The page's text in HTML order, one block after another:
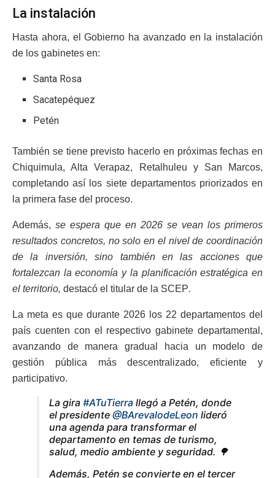
La instalación
Hasta ahora, el Gobierno ha avanzado en la instalación
de los gabinetes en:
Santa Rosa
Sacatepéquez
Petén
También se tiene previsto hacerlo en próximas fechas en
Chiquimula, Alta Verapaz, Retalhuleu y San Marcos,
completando así los siete departamentos priorizados en
la primera fase del proceso.
Además, se espera que en 2026 se vean los primeros
resultados concretos, no solo en el nivel de coordinación
de la inversión, sino también en las acciones que
fortalezcan la economía y la planificación estratégica en
el territorio, destacó el titular de la SCEP.
La meta es que durante 2026 los 22 departamentos del
país cuenten con el respectivo gabinete departamental,
avanzando de manera gradual hacia un modelo de
gestión pública más descentralizado, eficiente y
participativo.
La gira #ATuTierra llegó a Petén, donde
el presidente @BArevalodeLeon lideró
una agenda para transformar el
departamento en temas de turismo,
salud, medio ambiente y seguridad. 🌳
Además, Petén se convierte en el tercer